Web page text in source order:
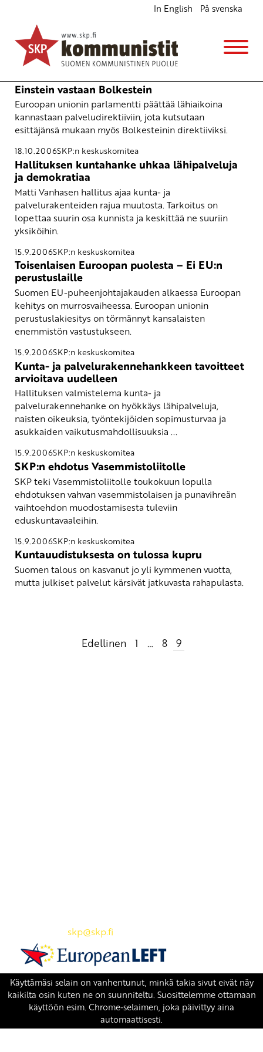
In English På svenska
Einstein vastaan Bolkestein
Euroopan unionin parlamentti päättää lähiaikoina
kannastaan palveludirektiiviin, jota kutsutaan
esittäjänsä mukaan myös Bolkesteinin direktiiviksi.
18.10.2006SKP:n keskuskomitea
Hallituksen kuntahanke uhkaa lähipalveluja
ja demokratiaa
Matti Vanhasen hallitus ajaa kunta- ja
palvelurakenteiden rajua muutosta. Tarkoitus on
lopettaa suurin osa kunnista ja keskittää ne suuriin
yksiköihin.
15.9.2006SKP:n keskuskomitea
Toisenlaisen Euroopan puolesta – Ei EU:n
perustuslaille
Suomen EU-puheenjohtajakauden alkaessa Euroopan
kehitys on murrosvaiheessa. Euroopan unionin
perustuslakiesitys on törmännyt kansalaisten
enemmistön vastustukseen.
15.9.2006SKP:n keskuskomitea
Kunta- ja palvelurakennehankkeen tavoitteet
arvioitava uudelleen
Hallituksen valmistelema kunta- ja
palvelurakennehanke on hyökkäys lähipalveluja,
naisten oikeuksia, työntekijöiden sopimusturvaa ja
asukkaiden vaikutusmahdollisuuksia ...
15.9.2006SKP:n keskuskomitea
SKP:n ehdotus Vasemmistoliitolle
SKP teki Vasemmistoliitolle toukokuun lopulla
ehdotuksen vahvan vasemmistolaisen ja punavihreän
vaihtoehdon muodostamisesta tuleviin
eduskuntavaaleihin.
15.9.2006SKP:n keskuskomitea
Kuntauudistuksesta on tulossa kupru
Suomen talous on kasvanut jo yli kymmenen vuotta,
mutta julkiset palvelut kärsivät jatkuvasta rahapulasta.
ArtikkelienEdellinen 1 … 8 9
skp@skp.fi
SKP on Euroopan Vasemmistopuolueen jäsen.
european-left.org
european-left.org/manifesto/